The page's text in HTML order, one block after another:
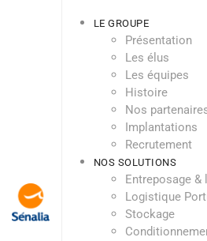
LE GROUPE
Présentation
Les élus
Les équipes
Histoire
Nos
Implantations
Recrutement
NOS SOLUTIONS
Entreposage
Logistique
Stockage